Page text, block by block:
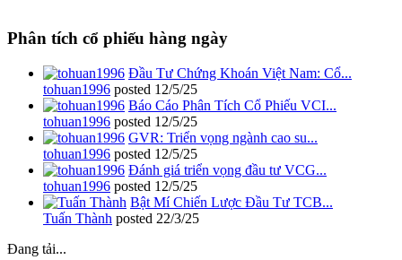
Phân tích cổ phiếu hàng ngày
Đầu Tư Chứng Khoán Việt Nam: Cổ...
tohuan1996 posted 12/5/25
Báo Cáo Phân Tích Cổ Phiếu VCI...
tohuan1996 posted 12/5/25
GVR: Triển vọng ngành cao su...
tohuan1996 posted 12/5/25
Đánh giá triển vọng đầu tư VCG...
tohuan1996 posted 12/5/25
Bật Mí Chiến Lược Đầu Tư TCB...
Tuấn Thành posted 22/3/25
Đang tải...